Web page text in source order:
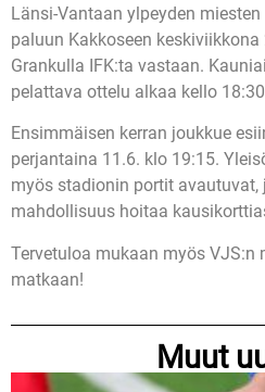
Länsi-Vantaan ylpeyden
paluun Kakkoseen
Grankulla IFK:ta vastaan.
pelattava ottelu alkaa kello
Ensimmäisen kerran joukkue
perjantaina 11.6. klo 19:15.
myös stadionin portit avautuvat,
mahdollisuus hoitaa
Tervetuloa mukaan myös VJS:n
matkaan!
Muut